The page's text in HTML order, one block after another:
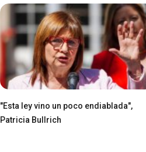
"Esta ley vino un poco endiablada",
Patricia Bullrich